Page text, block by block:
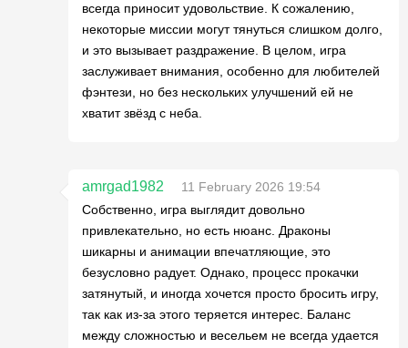
всегда приносит удовольствие. К сожалению,
некоторые миссии могут тянуться слишком долго,
и это вызывает раздражение. В целом, игра
заслуживает внимания, особенно для любителей
фэнтези, но без нескольких улучшений ей не
хватит звёзд с неба.
amrgad1982
11 February 2026 19:54
Собственно, игра выглядит довольно
привлекательно, но есть нюанс. Драконы
шикарны и анимации впечатляющие, это
безусловно радует. Однако, процесс прокачки
затянутый, и иногда хочется просто бросить игру,
так как из-за этого теряется интерес. Баланс
между сложностью и весельем не всегда удается